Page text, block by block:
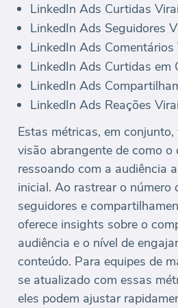
LinkedIn Ads Curtidas
LinkedIn Ads Seguidores
LinkedIn Ads Comentários
LinkedIn Ads Curtidas em
LinkedIn Ads
LinkedIn Ads Reações
Estas métricas, em
visão abrangente de como o
ressoando com a audiência
inicial. Ao rastrear o número
seguidores e
oferece insights sobre o
audiência e o nível de
conteúdo. Para equipes de
se atualizado com essas
eles podem ajustar